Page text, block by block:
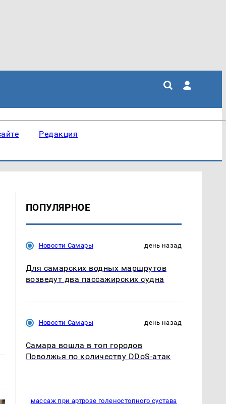
Редакция
ПОПУЛЯРНОЕ
Новости Самары день назад
Для самарских водных маршрутов
возведут два пассажирских судна
Новости Самары день назад
Самара вошла в топ городов
Поволжья по количеству DDoS-атак
массаж при артрозе голеностопного сустава